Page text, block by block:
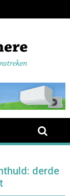
derde